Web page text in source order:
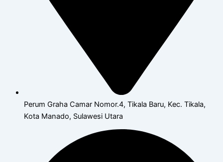
Perum Graha Camar Nomor.4, Tikala Baru, Kec. Tikala,
Kota Manado, Sulawesi Utara